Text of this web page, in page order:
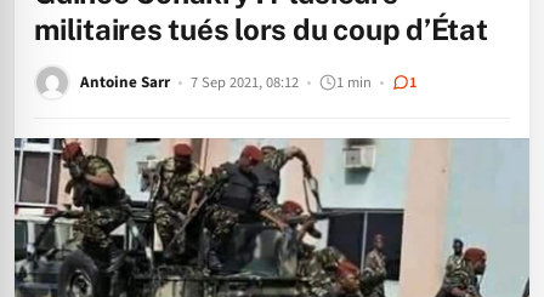
militaires tués lors du coup d’État
Antoine Sarr 7 Sep 2021, 08:12 1 min 1